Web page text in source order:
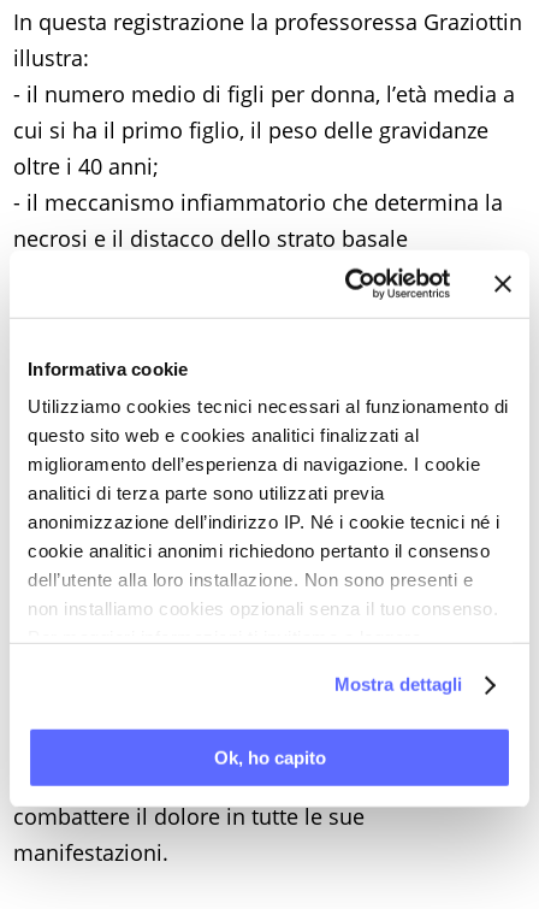
Informativa cookie
Utilizziamo cookies tecnici necessari al funzionamento di
questo sito web e cookies analitici finalizzati al
miglioramento dell’esperienza di navigazione. I cookie
analitici di terza parte sono utilizzati previa
anonimizzazione dell’indirizzo IP. Né i cookie tecnici né i
cookie analitici anonimi richiedono pertanto il consenso
dell’utente alla loro installazione. Non sono presenti e
non installiamo cookies opzionali senza il tuo consenso.
Mostra dettagli
Ok, ho capito
In questa registrazione la professoressa Graziottin
illustra:
- il numero medio di figli per donna, l’età media a
cui si ha il primo figlio, il peso delle gravidanze
oltre i 40 anni;
- il meccanismo infiammatorio che determina la
necrosi e il distacco dello strato basale
- come la degranulazione dei mastociti sia
progesterone, che si verifica quando la
fecondazione non avviene e quindi non inizia la
gestazione;
- perché l’infiammazione può estendersi dall’utero
a tutto l’organismo;
- i dolori somatici più frequenti in fase mestruale;
- perché la donna avverte anche una forte astenia;
- come oggi, di conseguenza, sia cruciale non
tanto avere la mestruazione in sé – vissuta in
procreativa – ma stabilizzare i livelli degli ormoni
sessuali, per minimizzare l’impatto del ciclo e
combattere il dolore in tutte le sue
manifestazioni.